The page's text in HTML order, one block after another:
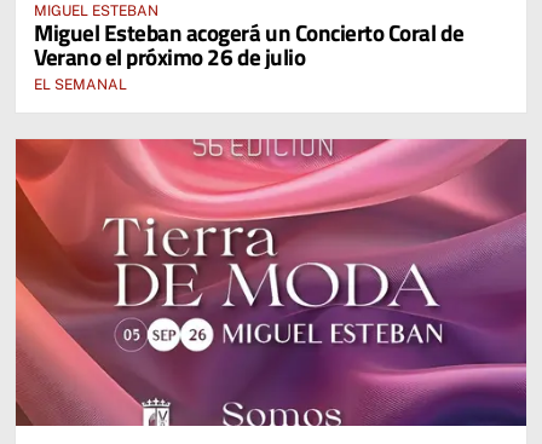
MIGUEL ESTEBAN
Miguel Esteban acogerá un Concierto Coral de
Verano el próximo 26 de julio
EL SEMANAL